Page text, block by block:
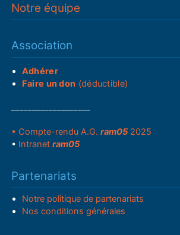
Notre équipe
Association
Adhérer
Faire un don (déductible)
• Compte-rendu A.G.ram05 2025
• Intranetram05
Partenariats
Notre politique de partenariats
Nos conditions générales